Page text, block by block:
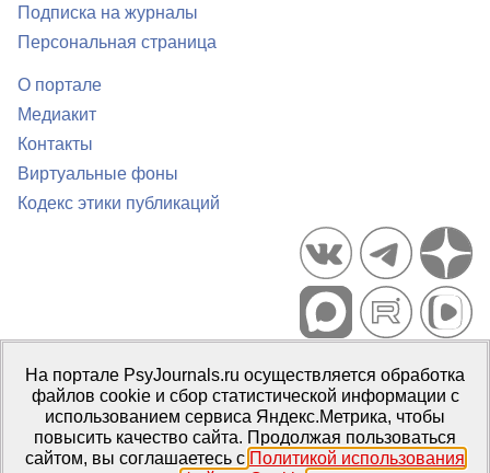
Подписка на журналы
Персональная страница
О портале
Медиакит
Контакты
Виртуальные фоны
Кодекс этики публикаций
Портал психологических изданий PsyJournals.ru, 2007–2026
Правила использования материалов
Свидетельство регистрации СМИЭл № ФС77-66447 от 14 июля
2016 г.
Издатель: ФГБОУ ВО МГППУ
На портале PsyJournals.ru осуществляется обработка
файлов cookie и сбор статистической информации с
использованием сервиса Яндекс.Метрика, чтобы
повысить качество сайта. Продолжая пользоваться
сайтом, вы соглашаетесь с Политикой использования